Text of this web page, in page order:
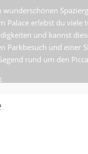
wunderschönen
Palace erlebst du viele
und kannst
Parkbesuch und einer
rund um den